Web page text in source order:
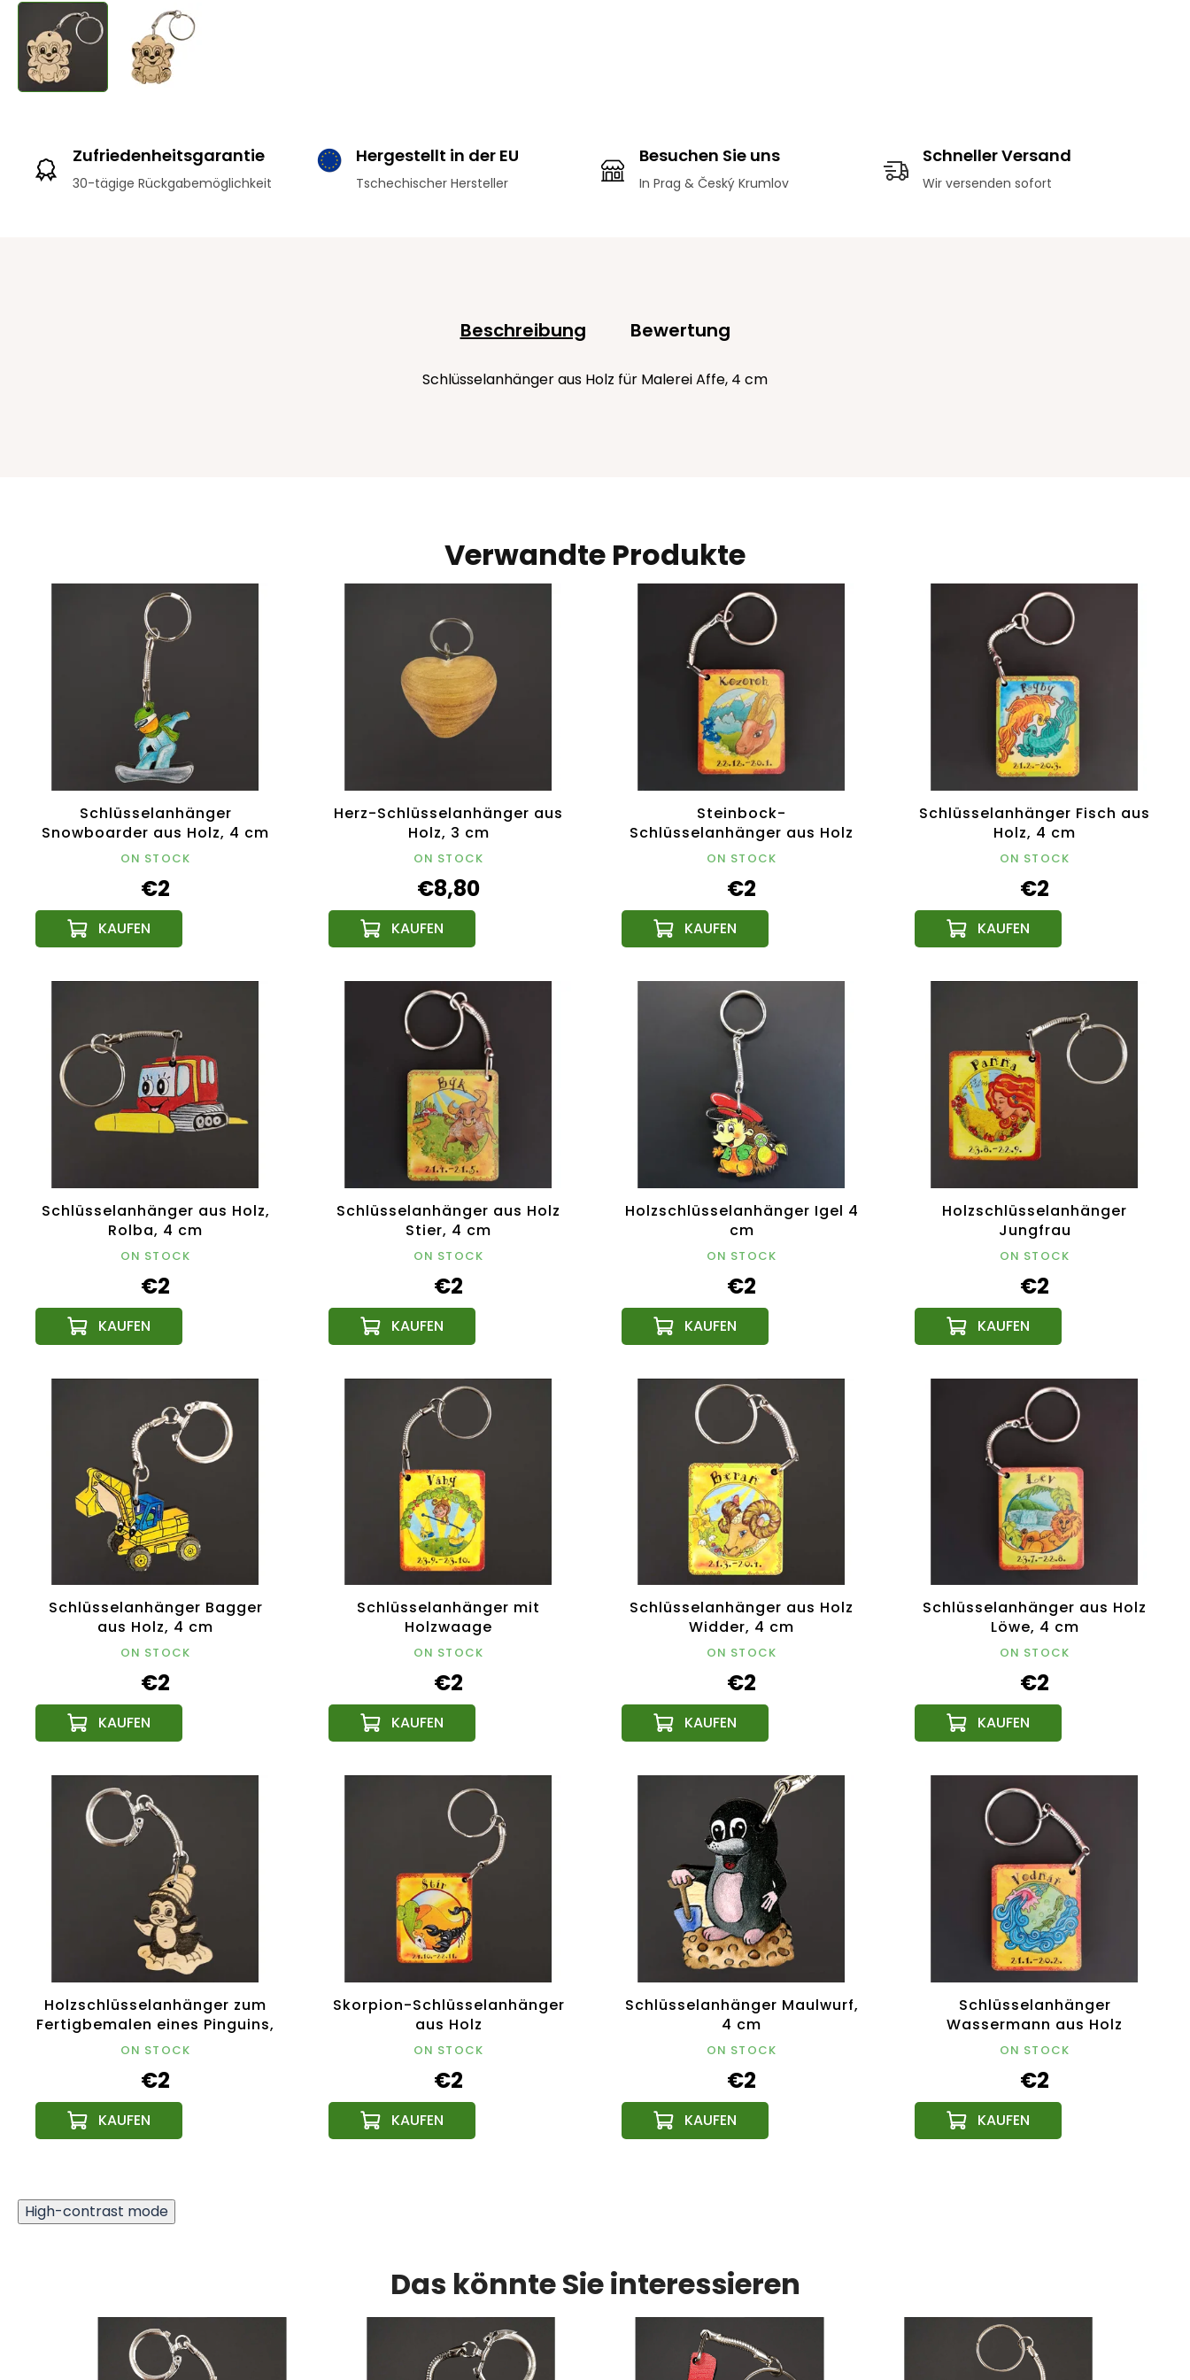
Zufriedenheitsgarantie
30-tägige Rückgabemöglichkeit
Hergestellt in der EU
Tschechischer Hersteller
Besuchen Sie uns
In Prag & Český Krumlov
Schneller Versand
Wir versenden sofort
Verwandte Produkte
Schlüsselanhänger
Snowboarder aus Holz, 4 cm
ON STOCK
€2
Herz-Schlüsselanhänger aus
Holz, 3 cm
ON STOCK
€8,80
Steinbock-
Schlüsselanhänger aus Holz
ON STOCK
€2
Schlüsselanhänger Fisch aus
Holz, 4 cm
ON STOCK
€2
Schlüsselanhänger aus Holz,
Rolba, 4 cm
ON STOCK
€2
Schlüsselanhänger aus Holz
Stier, 4 cm
ON STOCK
€2
Holzschlüsselanhänger Igel 4
cm
ON STOCK
€2
Holzschlüsselanhänger
Jungfrau
ON STOCK
€2
Schlüsselanhänger Bagger
aus Holz, 4 cm
ON STOCK
€2
Schlüsselanhänger mit
Holzwaage
ON STOCK
€2
Schlüsselanhänger aus Holz
Widder, 4 cm
ON STOCK
€2
Schlüsselanhänger aus Holz
Löwe, 4 cm
ON STOCK
€2
Holzschlüsselanhänger zum
Fertigbemalen eines Pinguins,
4 cm
ON STOCK
€2
Skorpion-Schlüsselanhänger
aus Holz
ON STOCK
€2
Schlüsselanhänger Maulwurf,
4 cm
ON STOCK
€2
Schlüsselanhänger
Wassermann aus Holz
ON STOCK
€2
Beschreibung Bewertung
Schlüsselanhänger aus Holz für Malerei Affe, 4 cm
High-contrast mode
Das könnte Sie interessieren